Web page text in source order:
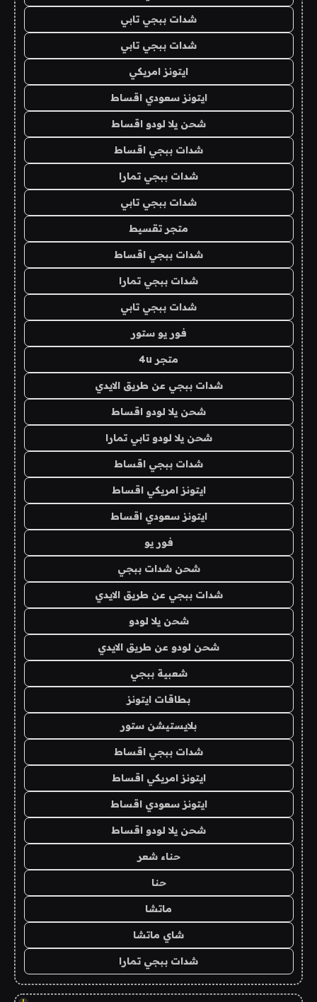
شدات ببجي تابي
شدات ببجي تابي
ايتونز امريكي
ايتونز سعودي اقساط
شحن يلا لودو اقساط
شدات ببجي اقساط
شدات ببجي تمارا
شدات ببجي تابي
متجر تقسيط
شدات ببجي اقساط
شدات ببجي تمارا
شدات ببجي تابي
فور يو ستور
متجر 4u
شدات ببجي عن طريق الايدي
شحن يلا لودو اقساط
شحن يلا لودو تابي تمارا
شدات ببجي اقساط
ايتونز امريكي اقساط
ايتونز سعودي اقساط
فور يو
شحن شدات ببجي
شدات ببجي عن طريق الايدي
شحن يلا لودو
شحن لودو عن طريق الايدي
شعبية ببجي
بطاقات ايتونز
بلايستيشن ستور
شدات ببجي اقساط
ايتونز امريكي اقساط
ايتونز سعودي اقساط
شحن يلا لودو اقساط
حناء شعر
حنا
ماتشا
شاي ماتشا
شدات ببجي تمارا